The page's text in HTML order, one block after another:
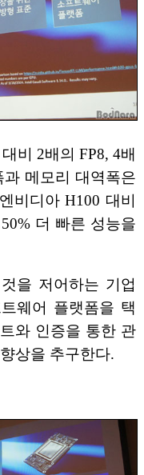
비 2배의 FP8, 4배
메모리 대역폭은
비디아 H100 대비
더 빠른 성능을
을 저어하는 기업
웨어 플랫폼을 택
와 인증을 통한 관
상을 추구한다.